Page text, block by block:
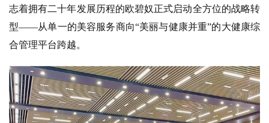
志着拥有二十年发展历程的欧碧奴正式启动全方位的战略转
型——从单一的美容服务商向“美丽与健康并重”的大健康综
合管理平台跨越。